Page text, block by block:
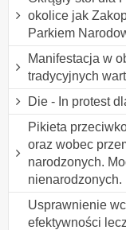
okolice jak
Parkiem
Manifestacja w
tradycyjnych
Die - In protest
Pikieta
oraz wobec
narodzonych.
nienarodzonych.
Usprawnienie
efektywności